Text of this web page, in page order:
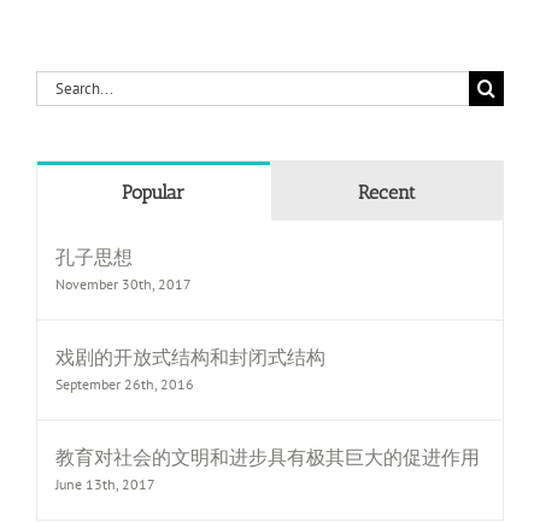
Search
for:
Popular Recent
孔子思想
November 30th, 2017
戏剧的开放式结构和封闭式结构
September 26th, 2016
教育对社会的文明和进步具有极其巨大的促进作用
June 13th, 2017